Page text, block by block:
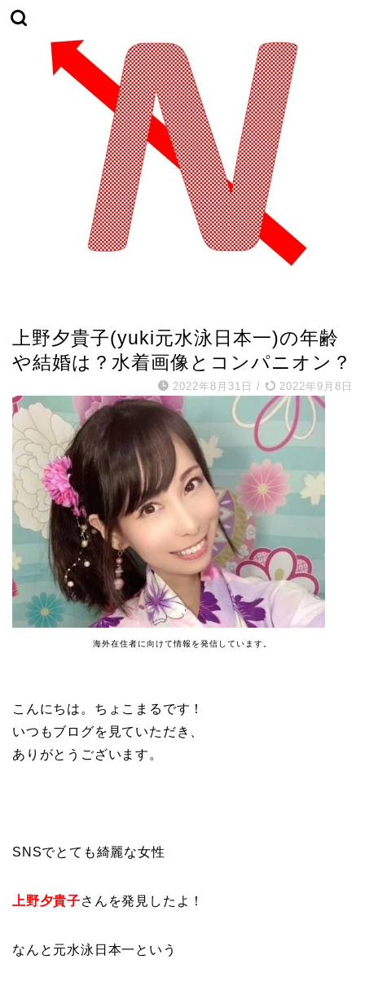
上野夕貴子(yuki元水泳日本一)の年齢
や結婚は？水着画像とコンパニオン？
2022年8月31日 / 2022年9月8日
海外在住者に向けて情報を発信しています。
こんにちは。ちょこまるです！
いつもブログを見ていただき、
ありがとうございます。
SNSでとても綺麗な女性
上野夕貴子さんを発見したよ！
なんと元水泳日本一という